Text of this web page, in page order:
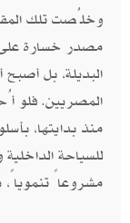
وخلُصت تلك
مصدر خسارة على
البديلة، بل أصبح
المصريين. فلو
منذ بدايتها،
للسياحة
مشروعاً تنموياً،